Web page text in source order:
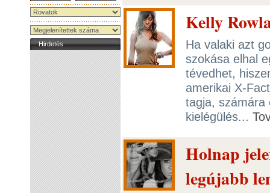
Hirdetés
Kelly
Ha valaki azt
szokása elhal
tévedhet,
amerikai X-
tagja, számára
kielégülés...
Holnap
legújabb